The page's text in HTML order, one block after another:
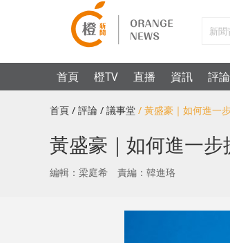
首頁 橙TV 直播 資訊 評論
首頁 / 評論 / 議事堂 / 黃盛豪｜如何進一
黃盛豪｜如何進一
編輯：梁庭希 責編：韓進珞